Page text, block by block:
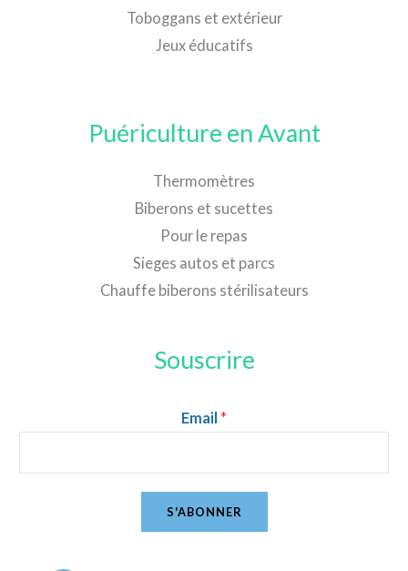
Toboggans et extérieur
Jeux éducatifs
Puériculture en Avant
Thermomètres
Biberons et sucettes
Pour le repas
Sieges autos et parcs
Chauffe biberons stérilisateurs
Souscrire
Email *
S'ABONNER